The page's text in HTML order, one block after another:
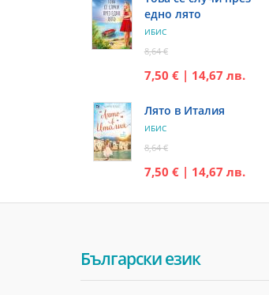
едно лято
ИБИС
8,64 €
7,50 € | 14,67 лв.
Лято в Италия
ИБИС
8,64 €
7,50 € | 14,67 лв.
Български език